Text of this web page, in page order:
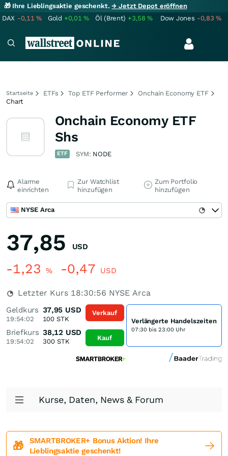
🎁 Ihre Lieblingsaktie geschenkt.→ Jetzt Depot eröffnen
DAX -0,11% Gold +0,01% Öl (Brent) +3,58% Dow Jones -0,83%
Startseite ETFs Top ETF Performer
Onchain Economy ETF
Chart
Onchain Economy ETF
Shs
ETF SYM: NODE
Alarme
einrichten
Zur Watchlist
hinzufügen
Zum Portfolio
hinzufügen
NYSE Arca
37,85 USD
-1,23 % -0,47 USD
Letzter Kurs 18:30:56 NYSE Arca
Geldkurs
19:54:02
37,95 USD
100 STK
Briefkurs
19:54:02
38,12 USD
300STK
Verkauf
Kauf
Verlängerte Handelszeiten
07:30 bis 23:00 Uhr
Kurse, Daten, News & Forum
🎁
SMARTBROKER+ Bonus Aktion! Ihre
Lieblingsaktie geschenkt!